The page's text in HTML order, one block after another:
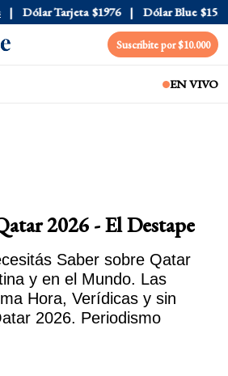
Dólar Tarjeta $1976 Dólar Blue $1530
Suscribite por $10.000
EN VIVO
2026 - El Destape
Saber sobre Qatar
y en el Mundo. Las
Hora, Verídicas y sin
2026. Periodismo